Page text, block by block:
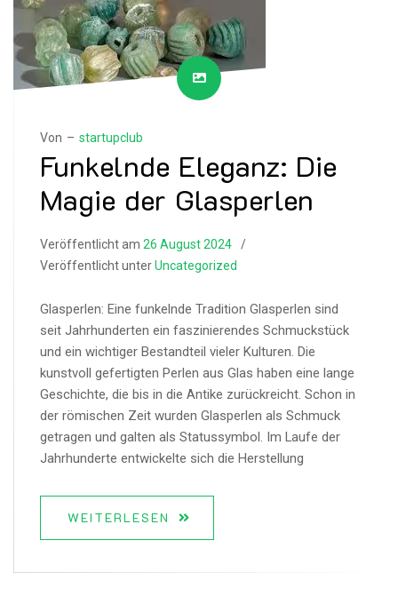
Von – startupclub
Funkelnde Eleganz: Die
Magie der Glasperlen
Veröffentlicht am 26 August 2024
Veröffentlicht unterUncategorized
Glasperlen: Eine funkelnde Tradition Glasperlen sind
seit Jahrhunderten ein faszinierendes Schmuckstück
und ein wichtiger Bestandteil vieler Kulturen. Die
kunstvoll gefertigten Perlen aus Glas haben eine lange
Geschichte, die bis in die Antike zurückreicht. Schon in
der römischen Zeit wurden Glasperlen als Schmuck
getragen und galten als Statussymbol. Im Laufe der
Jahrhunderte entwickelte sich die Herstellung
WEITERLESEN